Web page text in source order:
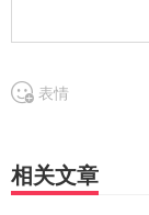
表情
相关文章